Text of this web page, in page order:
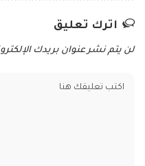
اترك تعليق
لن يتم نشر عنوان بريدك